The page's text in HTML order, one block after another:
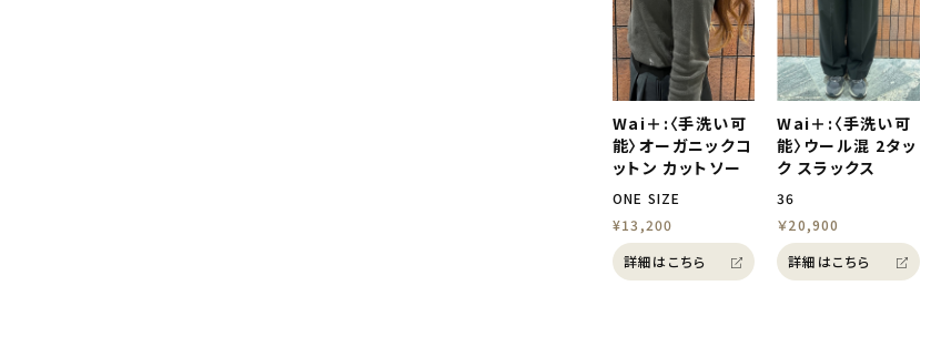
Wai＋:〈手洗い可
能〉オーガニックコ
ットン カットソー
ONE SIZE
¥13,200
詳細はこちら
Wai＋:〈手洗い可
能〉ウール混 2タッ
ク スラックス
36
￥20,900
詳細はこちら